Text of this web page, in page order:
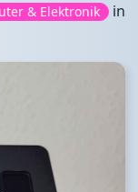
& Elektronik in